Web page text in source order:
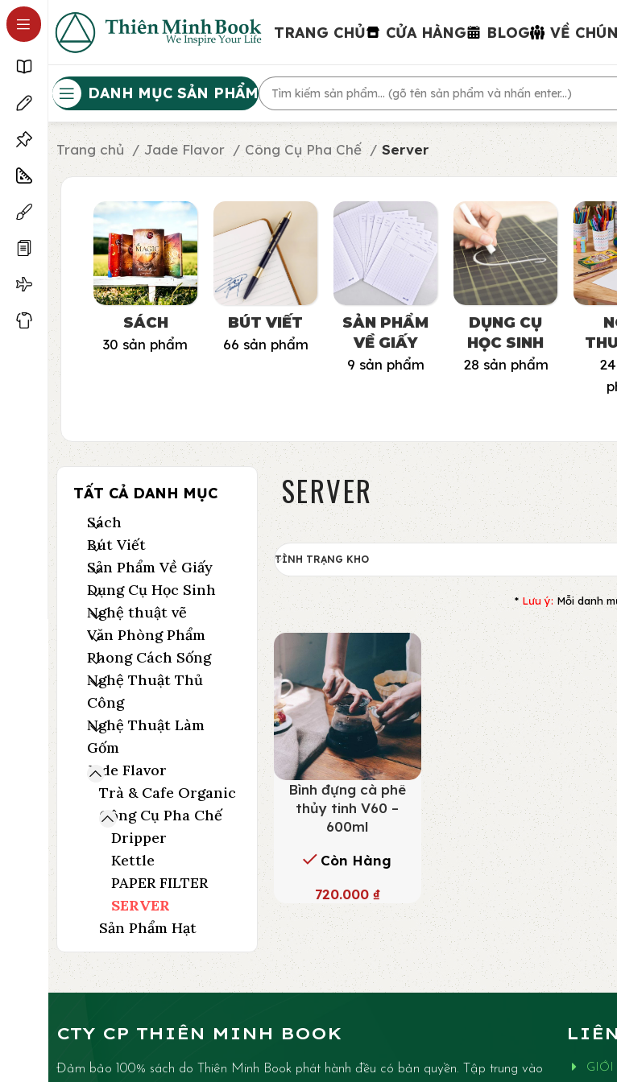
TRANG CHỦ CỬA HÀNG BLOG VỀ
DANH MỤC SẢN PHẨM
Trang chủ Jade Flavor Công Cụ Pha Chế Server
SÁCH
30 sản phẩm
BÚT VIẾT
66 sản phẩm
SẢN PHẨM
VỀ GIẤY
9 sản phẩm
DỤNG CỤ
HỌC SINH
28 sản phẩm
TẤT CẢ DANH MỤC
Sách
Bút Viết
Sản Phẩm Về Giấy
Dụng Cụ Học Sinh
Nghệ thuật vẽ
Văn Phòng Phẩm
Phong Cách Sống
Nghệ Thuật Thủ
Công
Nghệ Thuật Làm
Gốm
Jade Flavor
Trà & Cafe Organic
Công Cụ Pha Chế
Dripper
Kettle
PAPER FILTER
SERVER
Sản Phẩm Hạt
SERVER
TÌNH TRẠNG KHO
* Lưu ý: Mỗi danh
Bình đựng cà phê
thủy tinh V60 –
600ml
Còn Hàng
720.000 ₫
CTY CP THIÊN MINH BOOK
Đảm bảo 100% sách do Thiên Minh Book phát hành đều có bản quyền. Tập trung vào GIỚI